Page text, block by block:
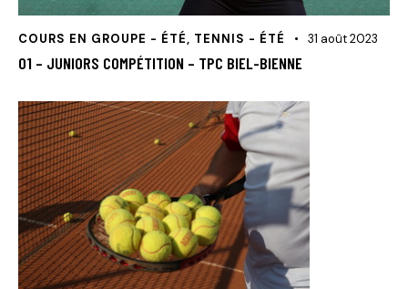
COURS EN GROUPE - ÉTÉ, TENNIS - ÉTÉ 31 août 2023
01 – JUNIORS COMPÉTITION – TPC BIEL-BIENNE